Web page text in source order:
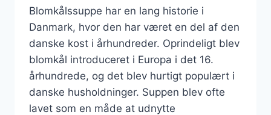
Blomkålssuppe har en lang historie i
Danmark, hvor den har været en del af den
danske kost i århundreder. Oprindeligt blev
blomkål introduceret i Europa i det 16.
århundrede, og det blev hurtigt populært i
danske husholdninger. Suppen blev ofte
lavet som en måde at udnytte